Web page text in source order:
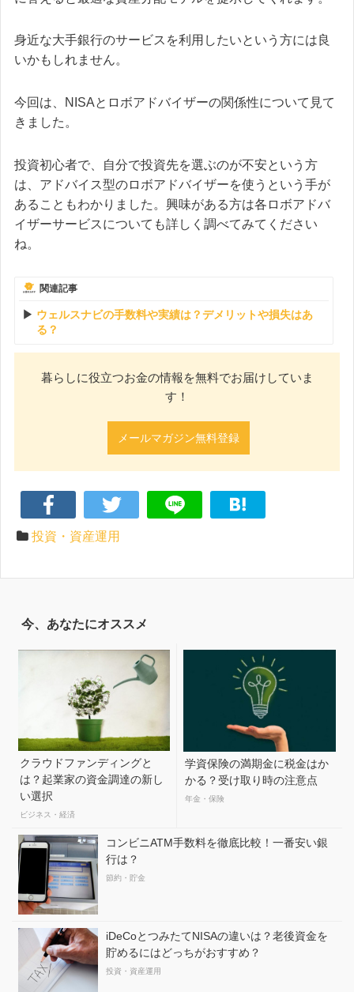
身近な大手銀行のサービスを利用したいという方には良
いかもしれません。
今回は、NISAとロボアドバイザーの関係性について見て
きました。
投資初心者で、自分で投資先を選ぶのが不安という方
は、アドバイス型のロボアドバイザーを使うという手が
あることもわかりました。興味がある方は各ロボアドバ
イザーサービスについても詳しく調べてみてください
ね。
関連記事
ウェルスナビの手数料や実績は？デメリットや損失はあ
る？
暮らしに役立つお金の情報を無料でお届けしていま
す！
メールマガジン無料登録
投資・資産運用
今、あなたにオススメ
クラウドファンディングと
は？起業家の資金調達の新し
い選択
ビジネス・経済
学資保険の満期金に税金はか
かる？受け取り時の注意点
年金・保険
コンビニATM手数料を徹底比較！一番安い銀
行は？
節約・貯金
iDeCoとつみたてNISAの違いは？老後資金を
貯めるにはどっちがおすすめ？
投資・資産運用